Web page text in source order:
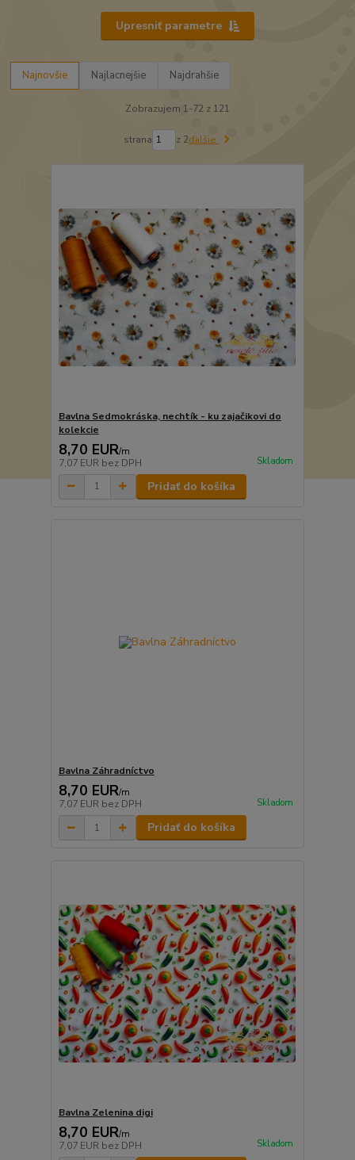
Upresniť parametre
Najnovšie Najlacnejšie Najdrahšie
Zobrazujem 1-72 z 121
strana z 2ďalšie
Bavlna Sedmokráska, nechtík - ku zajačikovi do
kolekcie
8,70 EUR/m
7,07 EUR bez DPH Skladom
Pridať do košíka
Bavlna Záhradníctvo
8,70 EUR/m
7,07 EUR bez DPH Skladom
Pridať do košíka
Bavlna Zelenina digi
8,70 EUR/m
7,07 EUR bez DPH Skladom